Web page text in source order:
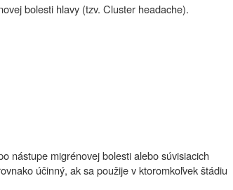
bolesti hlavy (tzv. Cluster headache).
nástupe migrénovej bolesti alebo súvisiacich
účinný, ak sa použije v ktoromkoľvek štádiu